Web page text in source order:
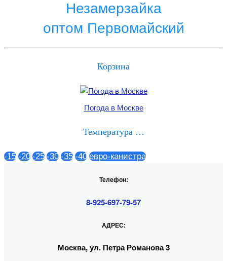
Незамерзайка
оптом Первомайский
Корзина
Погода в Москве
Температура …
-15 -20 -25 -30 -35 -40 евро-канистра
Телефон:
8-925-697-79-57
АДРЕС:
Москва, ул. Петра Романова 3